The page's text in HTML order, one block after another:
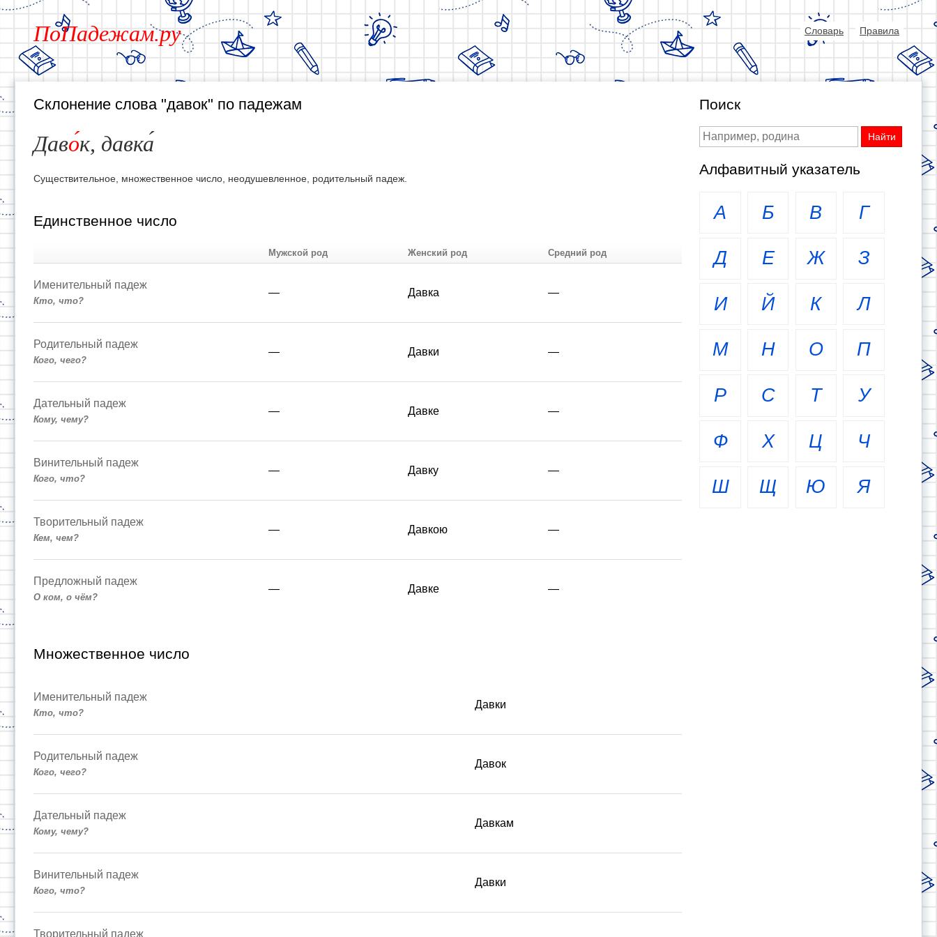
ПоПадежам.ру Словарь Правила
Склонение слова "давок" по падежам
Давок, давка
Существительное, множественное число, неодушевленное, родительный падеж.
Единственное число
Мужской род Женский род Средний род
Именительный падеж
Кто, что?
— Давка —
Родительный падеж
Кого, чего?
— Давки —
Дательный падеж
Кому, чему?
— Давке —
Винительный падеж
Кого, что?
— Давку —
Творительный падеж
Кем, чем?
— Давкою —
Предложный падеж
О ком, о чём?
— Давке —
Множественное число
Именительный падеж
Кто, что?
Давки
Родительный падеж
Кого, чего?
Давок
Дательный падеж
Кому, чему?
Давкам
Винительный падеж
Кого, что?
Давки
Творительный падеж
Поиск
Алфавитный указатель
А Б В Г
Д Е Ж З
И Й К Л
М Н О П
Р С Т У
Ф Х Ц Ч
Ш Щ Ю Я